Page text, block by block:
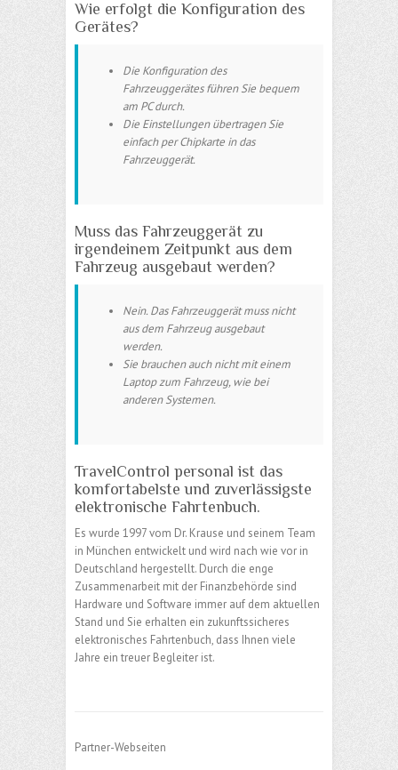
Wie erfolgt die Konfiguration des
Gerätes?
Die Konfiguration des
Fahrzeuggerätes führen Sie bequem
am PC durch.
Die Einstellungen übertragen Sie
einfach per Chipkarte in das
Fahrzeuggerät.
Muss das Fahrzeuggerät zu
irgendeinem Zeitpunkt aus dem
Fahrzeug ausgebaut werden?
Nein. Das Fahrzeuggerät muss nicht
aus dem Fahrzeug ausgebaut
werden.
Sie brauchen auch nicht mit einem
Laptop zum Fahrzeug, wie bei
anderen Systemen.
TravelControl personal ist das
komfortabelste und zuverlässigste
elektronische Fahrtenbuch.
Es wurde 1997 vom Dr. Krause und seinem Team
in München entwickelt und wird nach wie vor in
Deutschland hergestellt. Durch die enge
Zusammenarbeit mit der Finanzbehörde sind
Hardware und Software immer auf dem aktuellen
Stand und Sie erhalten ein zukunftssicheres
elektronisches Fahrtenbuch, dass Ihnen viele
Jahre ein treuer Begleiter ist.
Partner-Webseiten